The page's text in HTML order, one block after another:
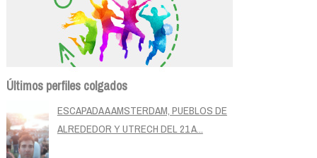
Últimos perfiles colgados
ESCAPADA A AMSTERDAM, PUEBLOS DE
ALREDEDOR Y UTRECH DEL 21 A...